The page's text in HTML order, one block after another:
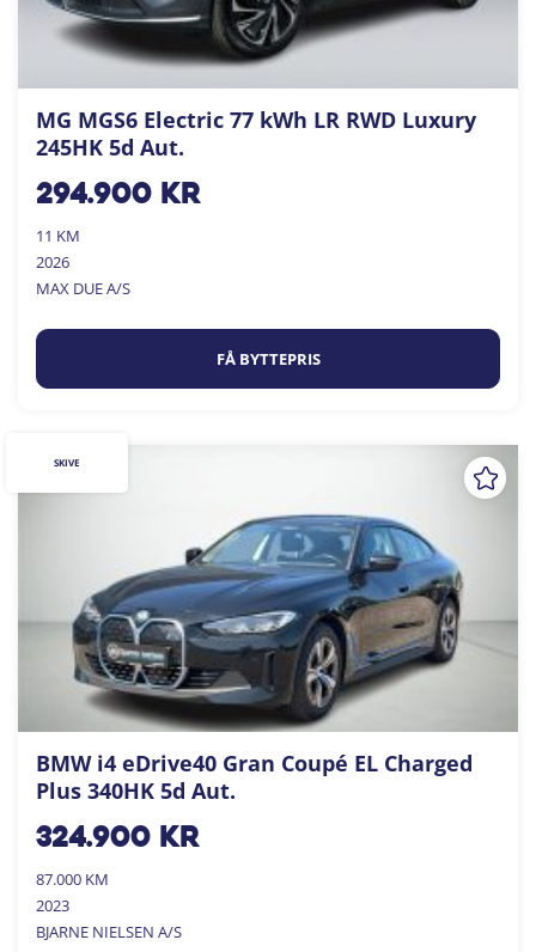
MG MGS6 Electric 77 kWh LR RWD Luxury
245HK 5d Aut.
294.900kr
11 KM
2026
MAX DUE A/S
FÅ BYTTEPRIS
BMW i4 eDrive40 Gran Coupé EL Charged
Plus 340HK 5d Aut.
324.900kr
87.000 KM
2023
BJARNE NIELSEN A/S
SKIVE